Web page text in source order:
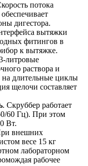
потока
дигестора.
вытяжки
фитингов в
к вытяжке.
литровые
раствора и
длительные циклы
щелочи составляет
. Скруббер работает
60 Гц). При этом
Вт.
внешних
весе 15 кг
лабораторном
рабочее